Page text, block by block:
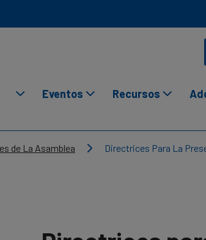
Eventos Recursos
de La Asamblea Directrices Para La